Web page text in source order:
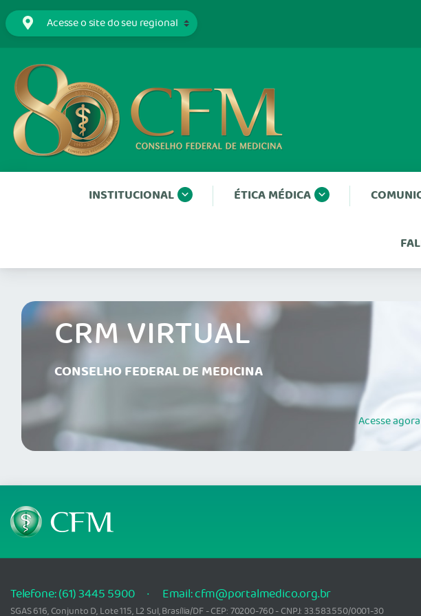
INSTITUCIONAL ÉTICA MÉDICA
CRM VIRTUAL
CONSELHO FEDERAL DE MEDICINA
Acesseagora
Telefone: (61) 3445 5900 Email: cfm@portalmedico.org.br
SGAS 616, Conjunto D, Lote 115, L2 Sul, Brasília/DF - CEP: 70200-760 - CNPJ: 33.583.550/0001-30